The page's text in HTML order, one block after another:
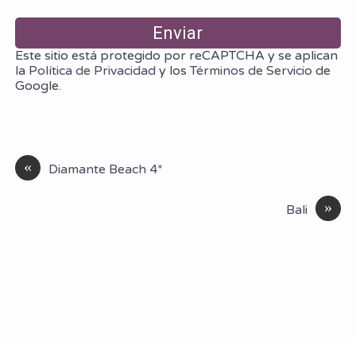
Este sitio está protegido por reCAPTCHA y se aplican
la Política de Privacidad y losTérminos de Servicio de
Google.
« Diamante Beach 4*
»
Bali